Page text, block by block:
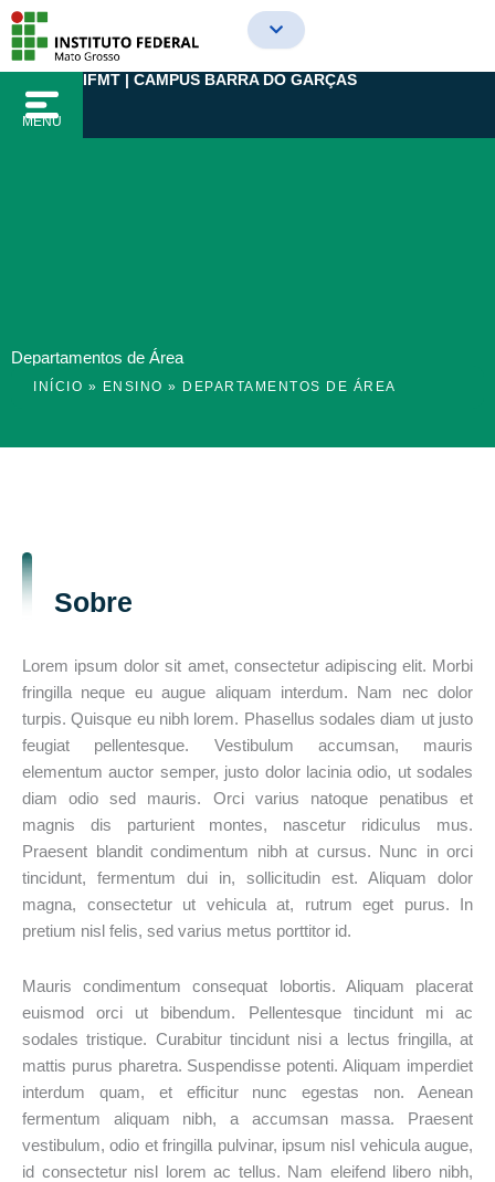
para
conteúdo
MENU
IFMT | CAMPUS BARRA DO GARÇAS
Departamentos de Área
INÍCIO » ENSINO » DEPARTAMENTOS DE ÁREA
Sobre
Lorem ipsum dolor sit amet, consectetur adipiscing elit. Morbi
fringilla neque eu augue aliquam interdum. Nam nec dolor
turpis. Quisque eu nibh lorem. Phasellus sodales diam ut justo
feugiat pellentesque. Vestibulum accumsan, mauris
elementum auctor semper, justo dolor lacinia odio, ut sodales
diam odio sed mauris. Orci varius natoque penatibus et
magnis dis parturient montes, nascetur ridiculus mus.
Praesent blandit condimentum nibh at cursus. Nunc in orci
tincidunt, fermentum dui in, sollicitudin est. Aliquam dolor
magna, consectetur ut vehicula at, rutrum eget purus. In
pretium nisl felis, sed varius metus porttitor id.
Mauris condimentum consequat lobortis. Aliquam placerat
euismod orci ut bibendum. Pellentesque tincidunt mi ac
sodales tristique. Curabitur tincidunt nisi a lectus fringilla, at
mattis purus pharetra. Suspendisse potenti. Aliquam imperdiet
interdum quam, et efficitur nunc egestas non. Aenean
fermentum aliquam nibh, a accumsan massa. Praesent
vestibulum, odio et fringilla pulvinar, ipsum nisl vehicula augue,
id consectetur nisl lorem ac tellus. Nam eleifend libero nibh,